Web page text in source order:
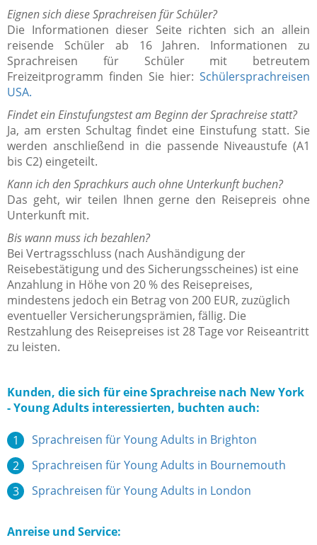
Eignen sich diese Sprachreisen für Schüler?
Die Informationen dieser Seite richten sich an allein
reisende Schüler ab 16 Jahren. Informationen zu
Sprachreisen für Schüler mit betreutem
Freizeitprogramm finden Sie hier: Schülersprachreisen
USA.
Findet ein Einstufungstest am Beginn der Sprachreise statt?
Ja, am ersten Schultag findet eine Einstufung statt. Sie
werden anschließend in die passende Niveaustufe (A1
bis C2) eingeteilt.
Kann ich den Sprachkurs auch ohne Unterkunft buchen?
Das geht, wir teilen Ihnen gerne den Reisepreis ohne
Unterkunft mit.
Bis wann muss ich bezahlen?
Bei Vertragsschluss (nach Aushändigung der
Reisebestätigung und des Sicherungsscheines) ist eine
Anzahlung in Höhe von 20 % des Reisepreises,
mindestens jedoch ein Betrag von 200 EUR, zuzüglich
eventueller Versicherungsprämien, fällig. Die
Restzahlung des Reisepreises ist 28 Tage vor Reiseantritt
zu leisten.
Kunden, die sich für eine Sprachreise nach New York
- Young Adults interessierten, buchten auch:
Sprachreisen für Young Adults in Brighton
Sprachreisen für Young Adults in Bournemouth
Sprachreisen für Young Adults in London
Anreise und Service: